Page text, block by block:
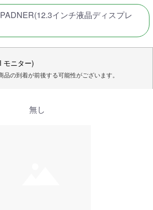
インチ液晶ディスプレ
モニター)
の到着が前後する可能性がございます。
無し